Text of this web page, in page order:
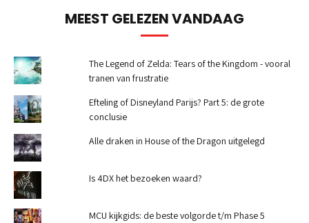
MEEST GELEZEN VANDAAG
The Legend of Zelda: Tears of the Kingdom - vooral
tranen van frustratie
Efteling of Disneyland Parijs? Part 5: de grote
conclusie
Alle draken in House of the Dragon uitgelegd
Is 4DX het bezoeken waard?
MCU kijkgids: de beste volgorde t/m Phase 5